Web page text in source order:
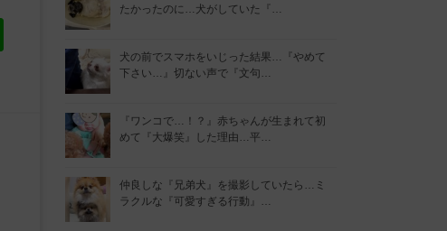
たかったのに…犬がしていた『…
犬の前でスマホをいじった結果…『やめて
下さい…』切ない声で『文句…
『ワンコで…！？』赤ちゃんが生まれて初
めて『大爆笑』した理由…平…
仲良しな『兄弟犬』を撮影していたら…ミ
ラクルな『可愛すぎる行動』…